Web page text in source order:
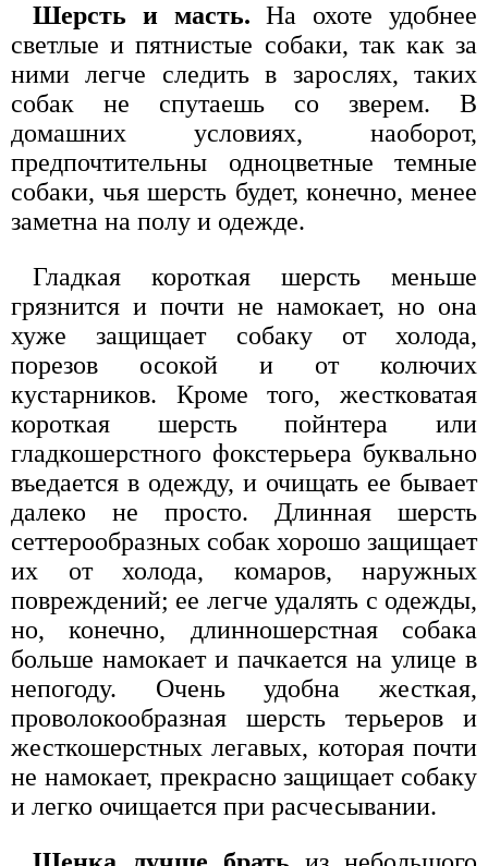
Шерсть и масть. На охоте удобнее
светлые и пятнистые собаки, так как за
ними легче следить в зарослях, таких
собак не спутаешь со зверем. В
домашних условиях, наоборот,
предпочтительны одноцветные темные
собаки, чья шерсть будет, конечно, менее
заметна на полу и одежде.
Гладкая короткая шерсть меньше
грязнится и почти не намокает, но она
хуже защищает собаку от холода,
порезов осокой и от колючих
кустарников. Кроме того, жестковатая
короткая шерсть пойнтера или
гладкошерстного фокстерьера буквально
въедается в одежду, и очищать ее бывает
далеко не просто. Длинная шерсть
сеттерообразных собак хорошо защищает
их от холода, комаров, наружных
повреждений; ее легче удалять с одежды,
но, конечно, длинношерстная собака
больше намокает и пачкается на улице в
непогоду. Очень удобна жесткая,
проволокообразная шерсть терьеров и
жесткошерстных легавых, которая почти
не намокает, прекрасно защищает собаку
и легко очищается при расчесывании.